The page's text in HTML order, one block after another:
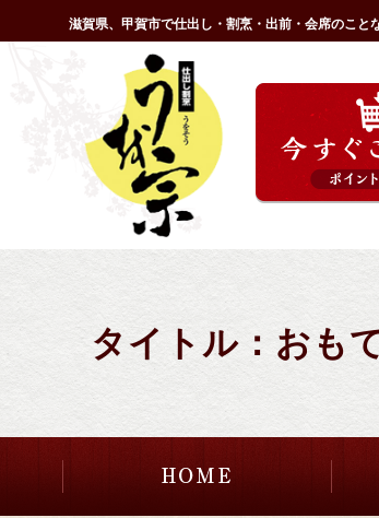
ン
滋賀県、甲賀市で仕出し・割烹・出前・会席のこと
タイトル：おも
HOME